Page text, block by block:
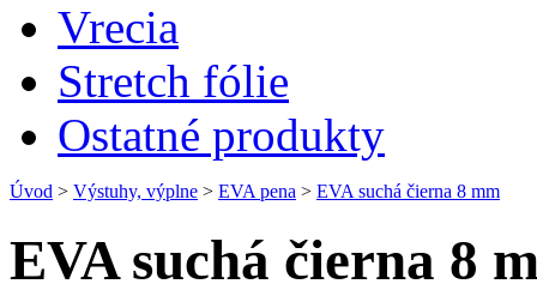
Vrecia
Stretch fólie
Ostatné produkty
Úvod > Výstuhy, výplne > EVA pena > EVA suchá čierna 8 mm
EVA suchá čierna 8